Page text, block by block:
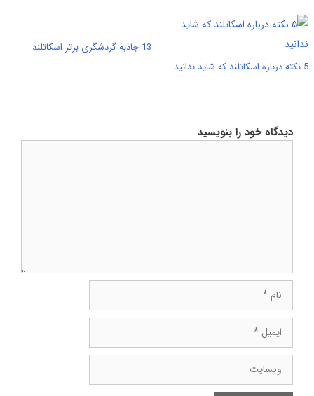
5 نکته درباره اسکاتلند که شاید ندانید
13 جاذبه گردشگری برتر اسکاتلند
دیدگاه خود را بنویسید
ایمیل
وبسایت